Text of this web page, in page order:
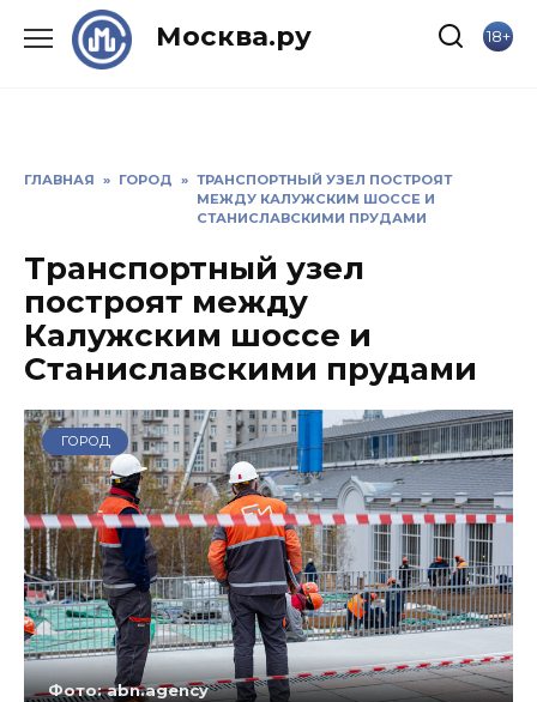
Москва.ру 18+
ГЛАВНАЯ » ГОРОД » ТРАНСПОРТНЫЙ УЗЕЛ ПОСТРОЯТ
МЕЖДУ КАЛУЖСКИМ ШОССЕ И
СТАНИСЛАВСКИМИ ПРУДАМИ
Транспортный узел
построят между
Калужским шоссе и
Станиславскими прудами
ГОРОД
Фото: abn.agency